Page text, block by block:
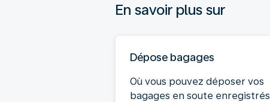
En savoir plus sur
Dépose bagages
Où vous pouvez déposer vos
bagages en soute enregistrés